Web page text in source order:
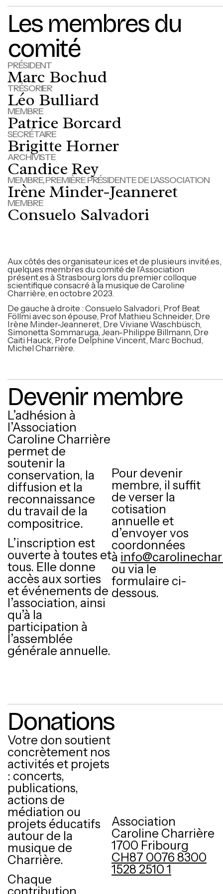
Les membres du
comité
PRÉSIDENT
Marc Bochud
TRÉSORIER
Léo Bulliard
MEMBRE
Patrice Borcard
SECRÉTAIRE
Brigitte Horner
ARCHIVISTE
Candice Rey
MEMBRE, PREMIÈRE PRÉSIDENTE DE L'ASSOCIATION
Irène Minder-Jeanneret
MEMBRE
Consuelo Salvadori
Aux côtés des organisateur.ices et de plusieurs invité.es,
quelques membres du comité de l’Association
présent.es à Strasbourg lors du premier colloque
scientifique consacré à la musique de Caroline
Charrière, en octobre 2023.
De gauche à droite : Consuelo Salvadori, Prof Beat
Föllmi avec son épouse, Prof Mathieu Schneider, Dre
Irène Minder-Jeanneret, Dre Viviane Waschbüsch,
Simonetta Sommaruga, Jean-Philippe Billmann, Dre
Caiti Hauck, Profe Delphine Vincent, Marc Bochud,
Michel Charrière.
Devenir membre
L’adhésion à
l’Association
Caroline Charrière
permet de
soutenir la
conservation, la
diffusion et la
reconnaissance
du travail de la
compositrice.
L’inscription est
ouverte à toutes et
tous. Elle donne
accès aux sorties
et événements de
l’association, ainsi
qu’à la
participation à
l’assemblée
générale annuelle.
Pour devenir
membre, il suffit
de verser la
cotisation
annuelle et
d’envoyer vos
coordonnées
à
ou via le
formulaire ci-
dessous.
Donations
Votre don soutient
concrètement nos
activités et projets
: concerts,
publications,
actions de
médiation ou
projets éducatifs
autour de la
musique de
Charrière.
Chaque
contribution,
Association
Caroline Charrière
1700 Fribourg
CH87 0076 8300
1528 2510 1